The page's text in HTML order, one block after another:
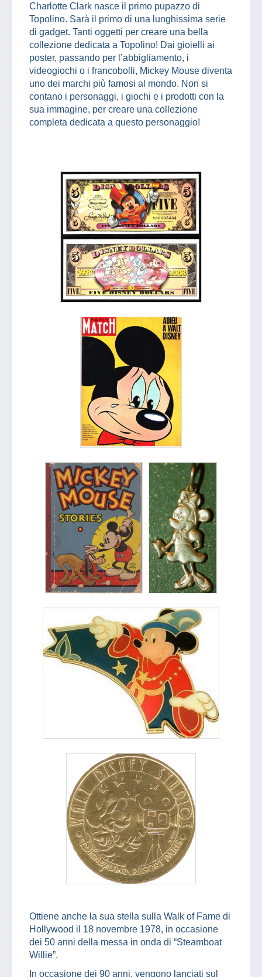
Charlotte Clark nasce il primo pupazzo di
Topolino. Sarà il primo di una lunghissima serie
di gadget. Tanti oggetti per creare una bella
collezione dedicata a Topolino! Dai gioielli ai
poster, passando per l’abbigliamento, i
videogiochi o i francobolli, Mickey Mouse diventa
uno dei marchi più famosi al mondo. Non si
contano i personaggi, i giochi e i prodotti con la
sua immagine, per creare una collezione
completa dedicata a questo personaggio!
Ottiene anche la sua stella sulla Walk of Fame di
Hollywood il 18 novembre 1978, in occasione
dei 50 anni della messa in onda di “Steamboat
Willie”.
In occasione dei 90 anni, vengono lanciati sul